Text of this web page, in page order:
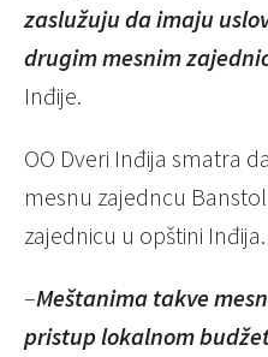
zaslužuju da imaju
drugim mesnim
Inđije.
OO Dveri Inđija smatra
mesnu zajedncu
zajednicu u opštini Inđija.
–Meštanima takve
pristup lokalnom